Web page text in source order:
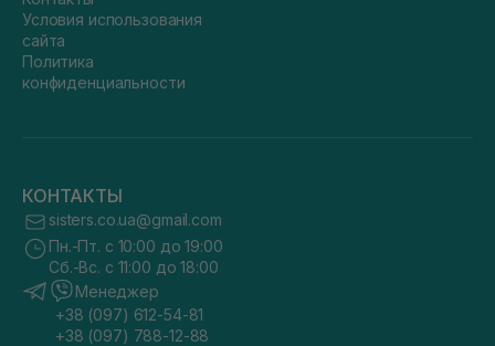
Условия использования
сайта
Политика
конфиденциальности
КОНТАКТЫ
sisters.co.ua@gmail.com
Пн.-Пт. с 10:00 до 19:00
Сб.-Вс. с 11:00 до 18:00
Менеджер
+38 (097) 612-54-81
+38 (097) 788-12-88